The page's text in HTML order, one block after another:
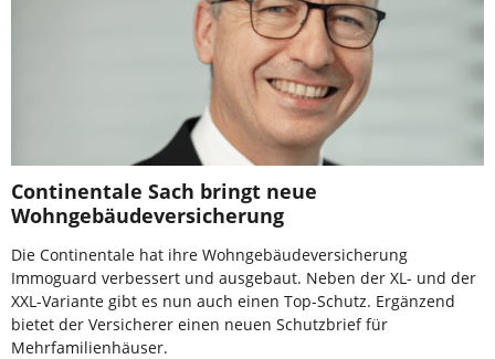
Continentale Sach bringt neue
Wohngebäudeversicherung
Die Continentale hat ihre Wohngebäudeversicherung
Immoguard verbessert und ausgebaut. Neben der XL- und der
XXL-Variante gibt es nun auch einen Top-Schutz. Ergänzend
bietet der Versicherer einen neuen Schutzbrief für
Mehrfamilienhäuser.